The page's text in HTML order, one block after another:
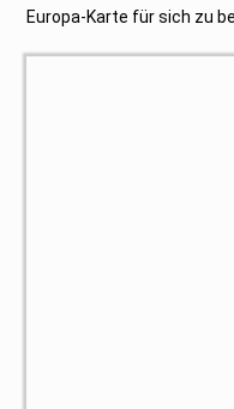
Europa-Karte für sich zu